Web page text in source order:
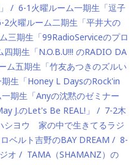
6-1火曜ルーム一期生「逗子
2火曜ルーム二期生「平井大の
三期生「99RadioServiceのプロ
期生「N.O.B.U!!! のRADIO DA
ム五期生「竹友あつきのズルい
生「Honey L DaysのRock'in
期生「Anyの沈黙のゼミナー
J.のLet's Be REAL!」
7-2木
シヨウ 家の中で生きてるラジ
ベルト吉野のBAY DREAM
8-
オ
TAMA（SHAMANZ）の